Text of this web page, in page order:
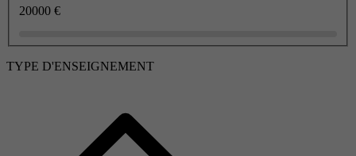
20000 €
TYPE D'ENSEIGNEMENT